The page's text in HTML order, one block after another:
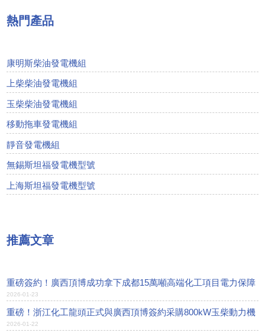
熱門產品
康明斯柴油發電機組
上柴柴油發電機組
玉柴柴油發電機組
移動拖車發電機組
靜音發電機組
無錫斯坦福發電機型號
上海斯坦福發電機型號
推薦文章
重磅簽約！廣西頂博成功拿下成都15萬噸高端化工項目電力保障
2026-01-23
重磅！浙江化工龍頭正式與廣西頂博簽約采購800kW玉柴動力機
組！
2026-01-22